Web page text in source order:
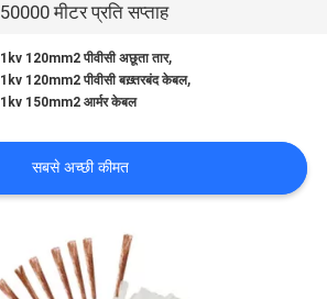
50000 मीटर प्रति सप्ताह
1kv 120mm2 पीवीसी अछूता तार,
1kv 120mm2 पीवीसी बख़्तरबंद केबल,
1kv 150mm2 आर्मर केबल
सबसे अच्छी कीमत